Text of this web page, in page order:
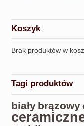
Koszyk
Brak produktów w
Tagi produktów
biały brązowy